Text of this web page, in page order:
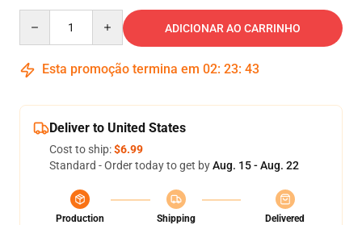
ADICIONAR AO CARRINHO
Esta promoção termina em 02: 23: 43
Deliver to United States
Cost to ship:$6.99
Standard - Order today to get byAug. 15 - Aug. 22
Production
Shipping
Delivered